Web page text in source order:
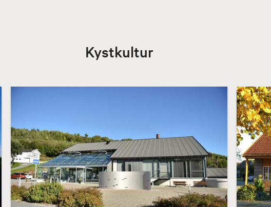
Kystkultur